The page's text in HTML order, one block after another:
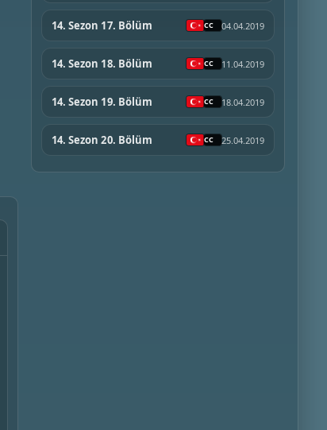
14. Sezon 17. Bölüm 04.04.2019
14. Sezon 18. Bölüm 11.04.2019
14. Sezon 19. Bölüm 18.04.2019
14. Sezon 20. Bölüm 25.04.2019